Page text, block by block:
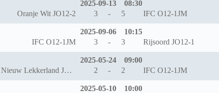
2025-09-13
08:30
Oranje Wit JO12-2
3 - 5 IFC O12-1JM
2025-09-06
10:15
IFC O12-1JM
3 - 3 Rijsoord JO12-1
2025-05-24
09:00
Nieuw Lekkerland JO12-1
2 - 2 IFC O12-1JM
2025-05-10
10:00